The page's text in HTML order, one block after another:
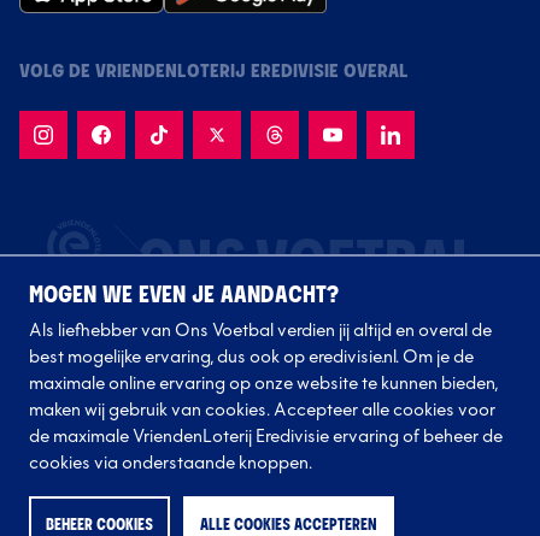
VOLG DE VRIENDENLOTERIJ EREDIVISIE OVERAL
Volg onze clubs
MOGEN WE EVEN JE AANDACHT?
Als liefhebber van Ons Voetbal verdien jij altijd en overal de
best mogelijke ervaring, dus ook op eredivisie.nl. Om je de
maximale online ervaring op onze website te kunnen bieden,
maken wij gebruik van cookies. Accepteer alle cookies voor
de maximale VriendenLoterij Eredivisie ervaring of beheer de
cookies via onderstaande knoppen.
BEHEER COOKIES ALLE COOKIES ACCEPTEREN